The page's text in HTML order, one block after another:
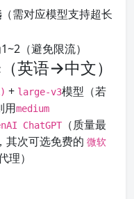
（需对应模型支持超长
（避免限流）
英语→中文）
+ large-v3模型（若
用medium
ChatGPT
（质量最
其次可选免费的 微软
理）